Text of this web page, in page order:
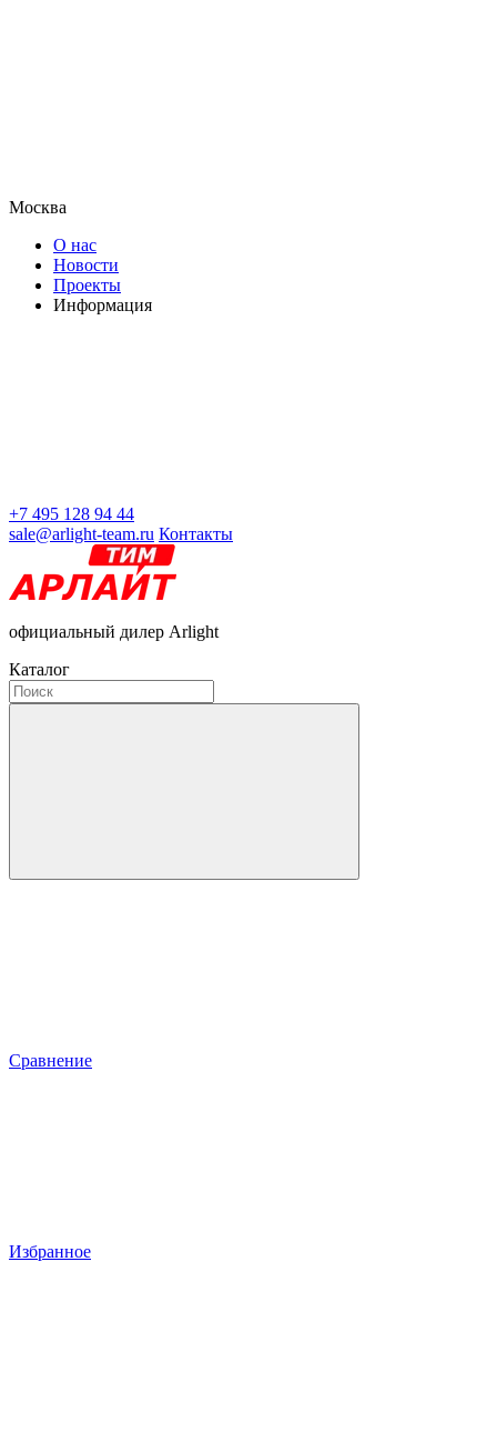
Москва
О нас
Новости
Проекты
Информация
+7 495 128 94 44
sale@arlight-team.ru Контакты
официальный дилер Arlight
Каталог
Сравнение
Избранное